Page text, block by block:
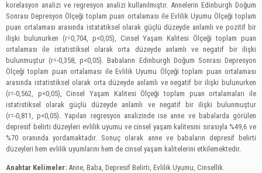
korelasyon analizi ve regresyon analizi kullanılmıştır. Annelerin Edinburgh Doğum
Sonrası Depresyon Ölçeği toplam puan ortalaması ile Evlilik Uyumu Ölçeği toplam
puan ortalaması arasında istatatiksel olarak güçlü düzeyde anlamlı ve pozitif bir
ilişki bulunurken (r=0,704, p<0,05), Cinsel Yaşam Kalitesi Ölçeği toplam puan
ortalaması ile istatistiksel olarak orta düzeyde anlamlı ve negatif bir ilişki
bulunmuştur (r=-0,358, p<0,05). Babaların Edinburgh Doğum Sonrası Depresyon
Ölçeği toplam puan ortalaması ile Evlilik Uyumu Ölçeği toplam puan ortalaması
arasında istatistiksel olarak orta düzeyde anlamlı ve negatif bir ilişki bulunurken
(r=-0,562, p<0,05), Cinsel Yaşam Kalitesi Ölçeği toplam puan ortalamaları ile
istatistiksel olarak güçlü düzeyde anlamlı ve negatif bir ilişki bulunmuştur
(r=-0,811, p<0,05). Yapılan regresyon analizinde ise anne ve babalarda görülen
depresif belirti düzeyleri evlilik uyumu ve cinsel yaşam kalitesini sırasıyla %49,6 ve
%70 oranında yordamaktadır. Sonuç olarak anne ve babaların depresif belirti
düzeyleri hem evlilik uyumlarını hem de cinsel yaşam kalitelerini etkilemektedir.
Anahtar Kelimeler: Anne, Baba, Depresif Belirti, Evlilik Uyumu, Cinsellik.